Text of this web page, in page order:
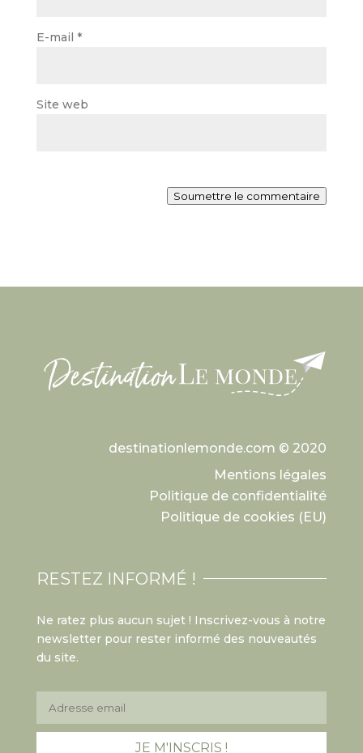
E-mail *
Site web
Soumettre le commentaire
destinationlemonde.com © 2020
Mentions légales
Politique de confidentialité
Politique de cookies (EU)
RESTEZ INFORMÉ !
Ne ratez plus aucun sujet ! Inscrivez-vous à notre
newsletter pour rester informé des nouveautés
du site.